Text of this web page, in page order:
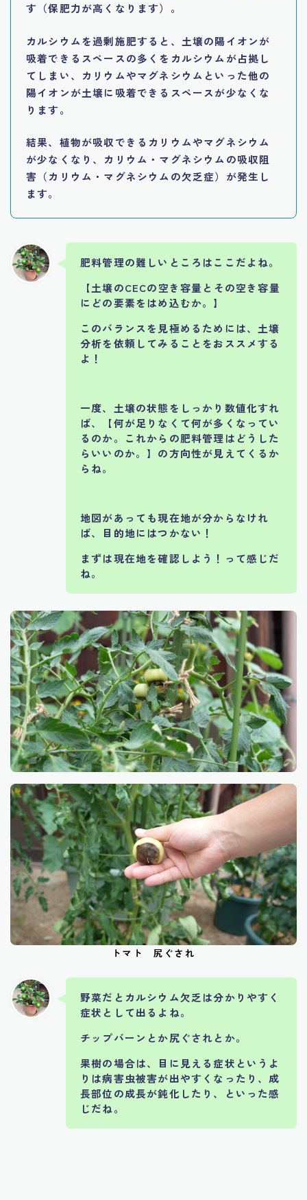
す（保肥力が高くなります）。
カルシウムを過剰施肥すると、土壌の陽イオンが
吸着できるスペースの多くをカルシウムが占拠し
てしまい、カリウムやマグネシウムといった他の
陽イオンが土壌に吸着できるスペースが少なくな
ります。
結果、植物が吸収できるカリウムやマグネシウム
が少なくなり、カリウム・マグネシウムの吸収阻
害（カリウム・マグネシウムの欠乏症）が発生し
ます。
肥料管理の難しいところはここだよね。
【土壌のCECの空き容量とその空き容量
にどの要素をはめ込むか。】
このバランスを見極めるためには、土壌
分析を依頼してみることをおススメする
よ！
一度、土壌の状態をしっかり数値化すれ
ば、【何が足りなくて何が多くなってい
るのか。これからの肥料管理はどうした
らいいのか。】の方向性が見えてくるか
らね。
地図があっても現在地が分からなけれ
ば、目的地にはつかない！
まずは現在地を確認しよう！って感じだ
ね。
トマト 尻ぐされ
野菜だとカルシウム欠乏は分かりやすく
症状として出るよね。
チップバーンとか尻ぐされとか。
果樹の場合は、目に見える症状というよ
りは病害虫被害が出やすくなったり、成
長部位の成長が鈍化したり、といった感
じだね。